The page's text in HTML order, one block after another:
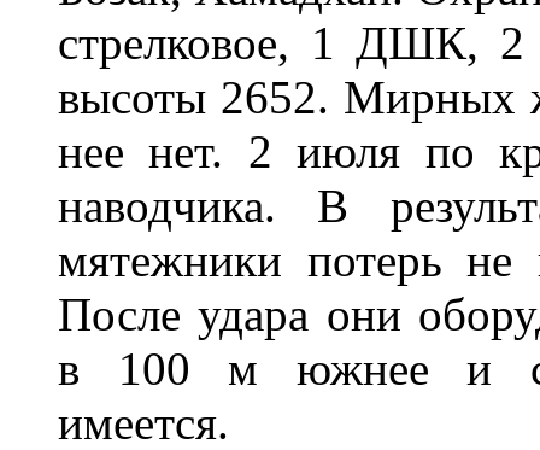
стрелковое, 1 ДШК,
высоты 2652. Мирных
нее нет. 2 июля по
наводчика. В
мятежники потерь
После удара они
в 100 м южнее и
имеется.